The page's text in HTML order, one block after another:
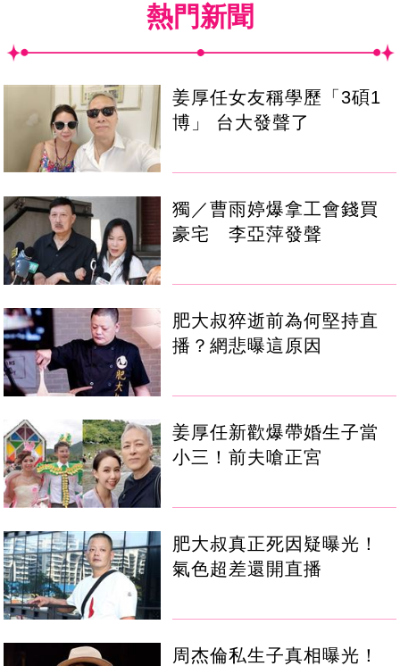
熱門新聞
姜厚任女友稱學歷「3碩1
博」 台大發聲了
獨／曹雨婷爆拿工會錢買
豪宅 李亞萍發聲
肥大叔猝逝前為何堅持直
播？網悲曝這原因
姜厚任新歡爆帶婚生子當
小三！前夫嗆正宮
肥大叔真正死因疑曝光！
氣色超差還開直播
周杰倫私生子真相曝光！